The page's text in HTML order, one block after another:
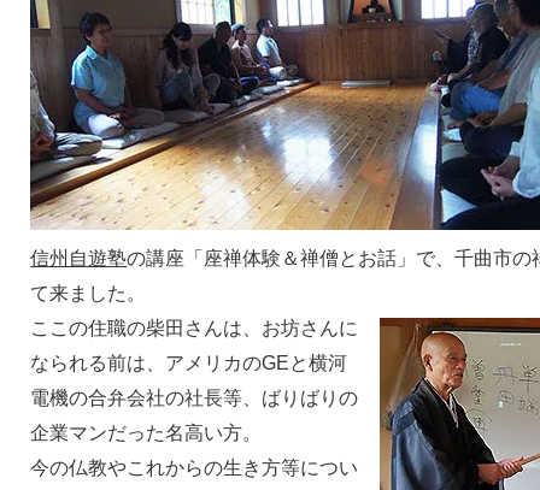
信州自遊塾の講座「座禅体験＆禅僧とお話」で、千曲市の
て来ました。
ここの住職の柴田さんは、お坊さんに
なられる前は、アメリカのGEと横河
電機の合弁会社の社長等、ばりばりの
企業マンだった名高い方。
今の仏教やこれからの生き方等につい